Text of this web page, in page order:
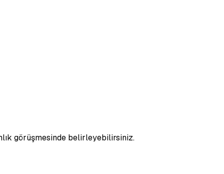
görüşmesinde belirleyebilirsiniz.